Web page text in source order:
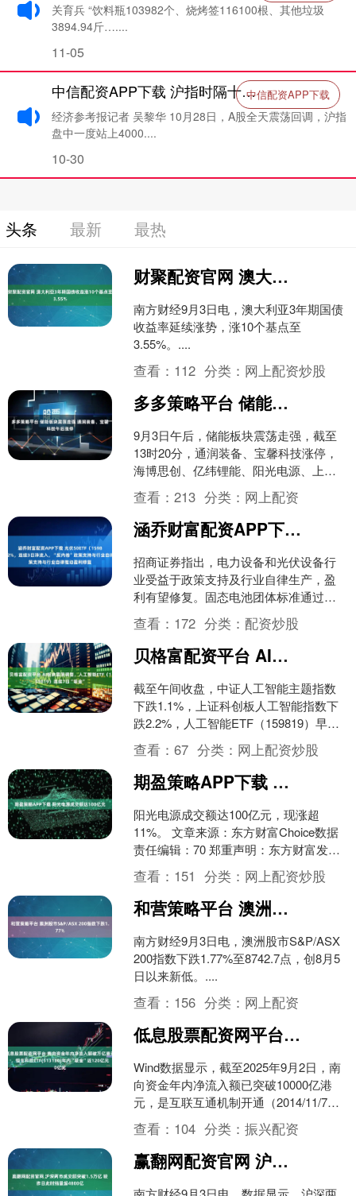
关育兵 “饮料瓶103982个、烧烤签116100根、其他垃圾
3894.94斤…....
11-05
中信配资APP下载 沪指时隔十年盘中站上4000点
中信配资APP下载
经济参考报记者 吴黎华 10月28日，A股全天震荡回调，沪指
盘中一度站上4000....
10-30
头条 最新 最热
财聚配资官网 澳大利亚3年期国债收益涨10个基点至3.55%
南方财经9月3日电，澳大利亚3年期国债
收益率延续涨势，涨10个基点至
3.55%。....
查看： 112 分类： 网上配资炒股
多多策略平台 储能板块震荡走强 通润装备、宝馨科技午后涨停
9月3日午后，储能板块震荡走强，截至
13时20分，通润装备、宝馨科技涨停，
海博思创、亿纬锂能、阳光电源、上能
电气涨超10%，世嘉科技等跟涨。春兴精
工此前封板。 ....
查看：213 分类： 网上配资
涵乔财富配资APP下载 光伏50ETF（159864）盘中涨超2%，连续3日净流入，“反内卷”政策支持与行业自律推动盈利修复
招商证券指出，电力设备和光伏设备行
业受益于政策支持及行业自律生产，盈
利有望修复。固态电池团体标准通过立
项，为全固态电池规模化应用奠定基
础；六部门联合召开光伏产业....
查看： 172 分类：配资炒股
贝格富配资平台 AI板块震荡调整，人工智能ETF（159819）连续7日“吸金”
截至午间收盘，中证人工智能主题指数
下跌1.1%，上证科创板人工智能指数下
跌2.2%，人工智能ETF（159819）早盘
成交额超10亿元。据Wind数据统计，截
至....
查看：67 分类： 网上配资炒股
期盈策略APP下载 阳光电源成交额达100亿元
阳光电源成交额达100亿元，现涨超
11%。 文章来源：东方财富Choice数据
责任编辑：70 郑重声明：东方财富发布
此内容旨在传播更多信息，与本站立场
无关，不....
查看： 151 分类： 网上配资炒股
和营策略平台 澳洲股市S&P/ASX 200指数下跌1.77%
南方财经9月3日电，澳洲股市S&P/ASX
200指数下跌1.77%至8742.7点，创8月5
日以来新低。....
查看： 156 分类： 网上配资
低息股票配资网平台 南向资金年内净流入额破万亿港元，恒生科技ETF(513130)年内“吸金”近120亿元
Wind数据显示，截至2025年9月2日，南
向资金年内净流入额已突破10000亿港
元，是互联互通机制开通（2014/11/7）
以来首次年度净流入额达到万亿水
平，....
查看： 104 分类：振兴配资
赢翻网配资官网 沪深两市成交额突破1.5万亿 较昨日此时缩量超4800亿